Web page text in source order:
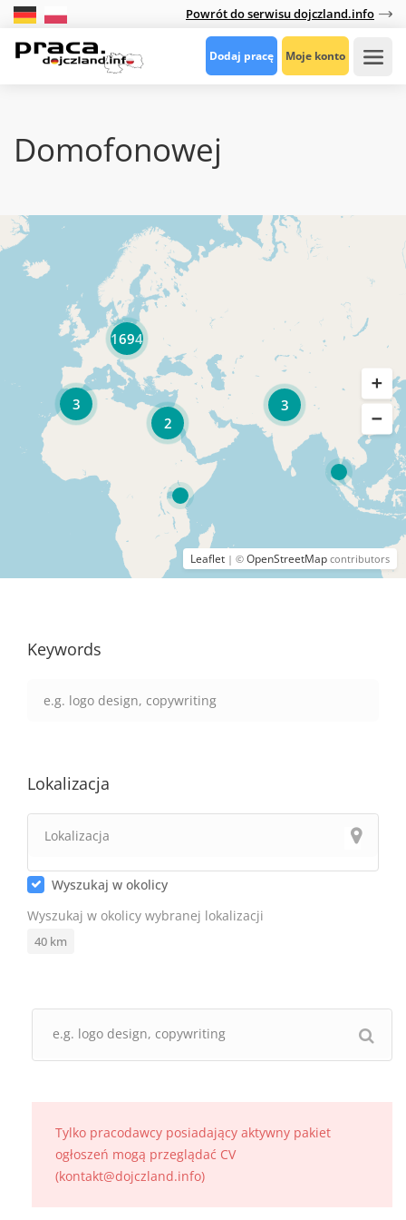
Powrót do serwisu dojczland.info
Dodaj pracę Moje konto
Domofonowej
3
2
3
1694
Leaflet | © OpenStreetMap contributors
Keywords
Lokalizacja
Wyszukaj w okolicy
Wyszukaj w okolicy wybranej lokalizacji
40 km
Tylko pracodawcy posiadający aktywny pakiet
ogłoszeń mogą przeglądać CV
(kontakt@dojczland.info)